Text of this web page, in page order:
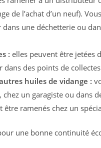
de l’achat d’un neuf).
une déchetterie ou
: elles peuvent être jetées
des points de
huiles de vidange :
un garagiste ou dans
être ramenés chez un
une bonne continuité